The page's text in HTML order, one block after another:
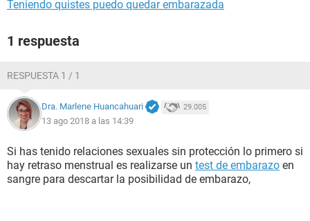
Teniendo quistes puedo quedar embarazada
1 respuesta
RESPUESTA 1 / 1
Dra. Marlene Huancahuari 29.005
13 ago 2018 a las 14:39
Si has tenido relaciones sexuales sin protección lo primero si
hay retraso menstrual es realizarse un test de embarazo en
sangre para descartar la posibilidad de embarazo,